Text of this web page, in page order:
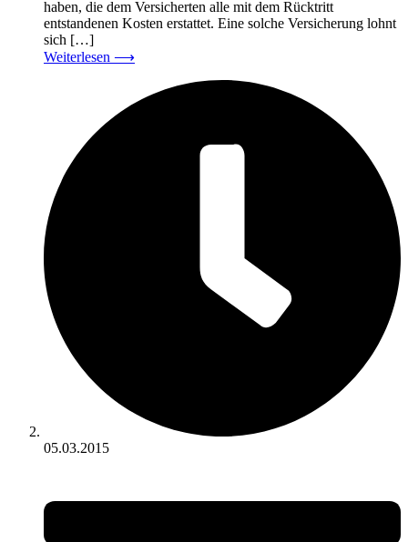
haben, die dem Versicherten alle mit dem Rücktritt
entstandenen Kosten erstattet. Eine solche Versicherung lohnt
sich […]
Weiterlesen ⟶
05.03.2015